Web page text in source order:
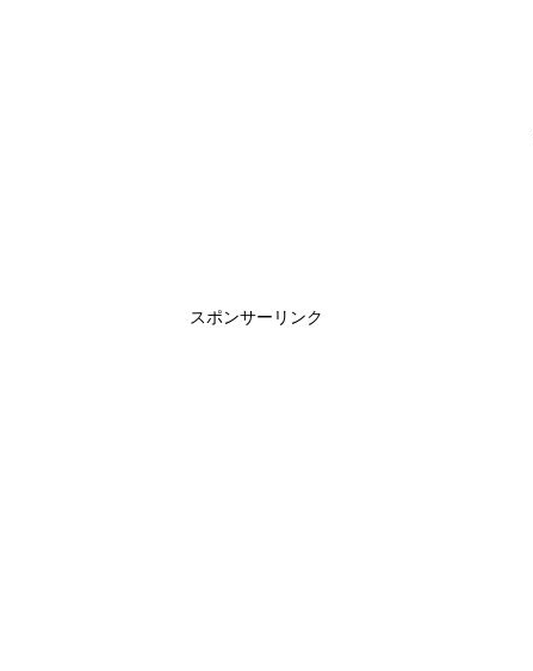
スポンサーリンク